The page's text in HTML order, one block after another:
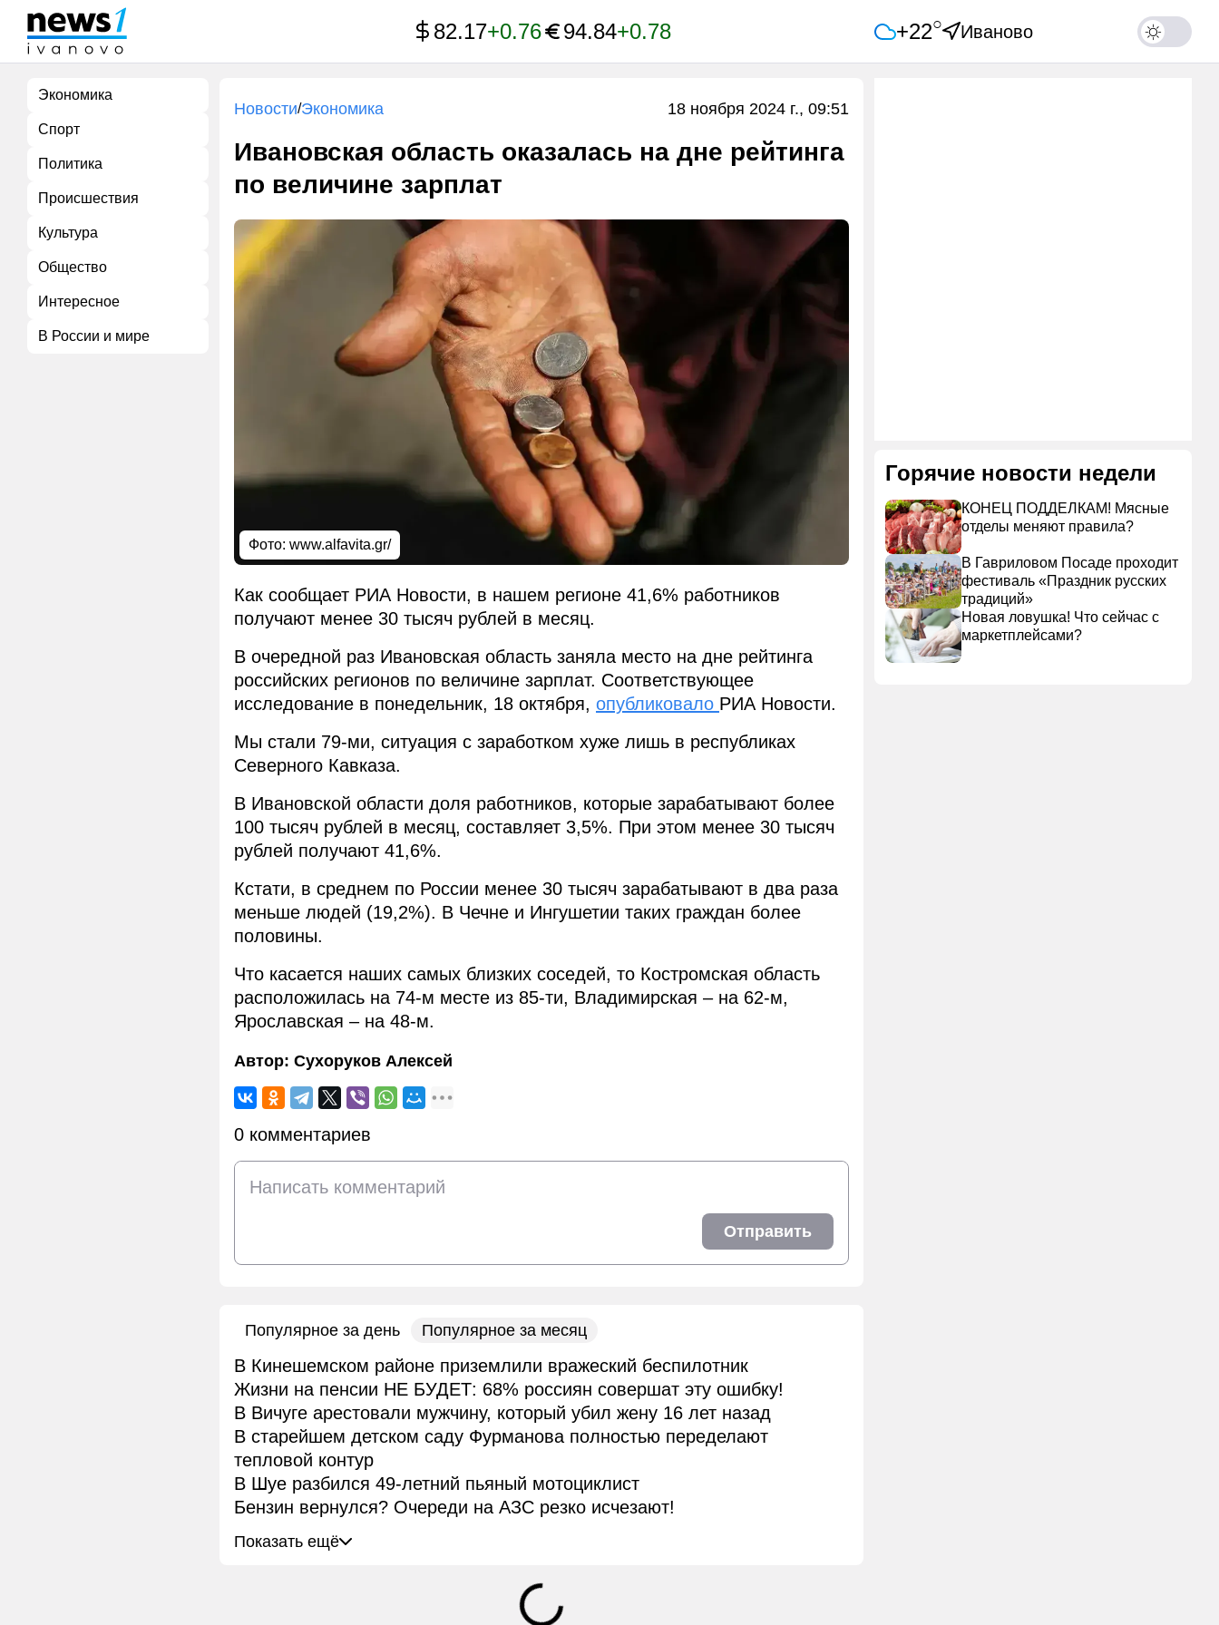
82.17+0.76 94.84+0.78 +22○ Иваново
Экономика
Спорт
Политика
Происшествия
Культура
Общество
Интересное
В России и мире
Новости/Экономика 18 ноября 2024 г., 09:51
Ивановская область оказалась на дне рейтинга
по величине зарплат
Фото: www.alfavita.gr/
Как сообщает РИА Новости, в нашем регионе 41,6% работников
получают менее 30 тысяч рублей в месяц.
В очередной раз Ивановская область заняла место на дне рейтинга
российских регионов по величине зарплат. Соответствующее
исследование в понедельник, 18 октября, опубликовало РИА Новости.
Мы стали 79-ми, ситуация с заработком хуже лишь в республиках
Северного Кавказа.
В Ивановской области доля работников, которые зарабатывают более
100 тысяч рублей в месяц, составляет 3,5%. При этом менее 30 тысяч
рублей получают 41,6%.
Кстати, в среднем по России менее 30 тысяч зарабатывают в два раза
меньше людей (19,2%). В Чечне и Ингушетии таких граждан более
половины.
Что касается наших самых близких соседей, то Костромская область
расположилась на 74-м месте из 85-ти, Владимирская – на 62-м,
Ярославская – на 48-м.
Автор: Сухоруков Алексей
0 комментариев
Отправить
Популярное за день Популярное за месяц
В Кинешемском районе приземлили вражеский беспилотник
Жизни на пенсии НЕ БУДЕТ: 68% россиян совершат эту ошибку!
В Вичуге арестовали мужчину, который убил жену 16 лет назад
В старейшем детском саду Фурманова полностью переделают
тепловой контур
В Шуе разбился 49-летний пьяный мотоциклист
Бензин вернулся? Очереди на АЗС резко исчезают!
Показать ещё
Горячие новости недели
КОНЕЦ ПОДДЕЛКАМ! Мясные
отделы меняют правила?
В Гавриловом Посаде проходит
фестиваль «Праздник русских
традиций»
Новая ловушка! Что сейчас с
маркетплейсами?